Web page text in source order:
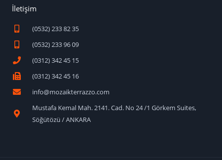
İletişim
(0532) 233 82 35
(0532) 233 96 09
(0312) 342 45 15
(0312) 342 45 16
info@mozaikterrazzo.com
Mustafa Kemal Mah. 2141. Cad. No 24 /1 Görkem Suites,
Söğütözü / ANKARA